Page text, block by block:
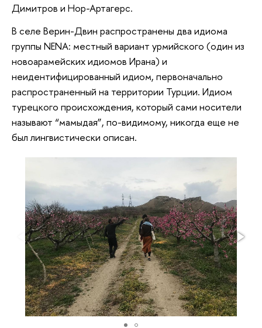
Димитров и Нор-Артагерс.
В селе Верин-Двин распространены два идиома
группы NENA: местный вариант урмийского (один из
новоарамейских идиомов Ирана) и
неидентифицированный идиом, первоначально
распространенный на территории Турции. Идиом
турецкого происхождения, который сами носители
называют “мамыдая”, по-видимому, никогда еще не
был лингвистически описан.